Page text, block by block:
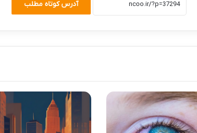
آدرس کوتاه مطلب